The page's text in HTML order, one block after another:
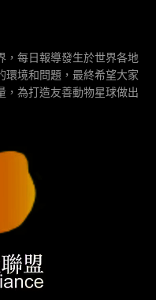
，每日報導發生於世界各地
環境和問題，最終希望大家
，為打造友善動物星球做出